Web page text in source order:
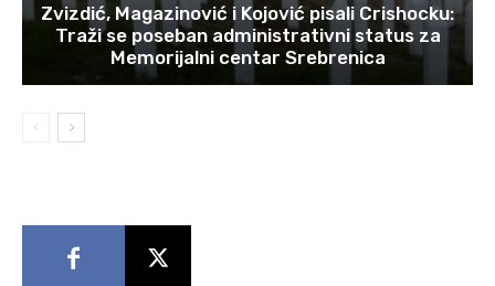
Zvizdić, Magazinović i Kojović pisali Crishocku:
Traži se poseban administrativni status za
Memorijalni centar Srebrenica